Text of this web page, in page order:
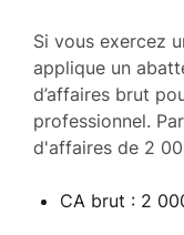
Si vous exercez
applique un
d’affaires brut
professionnel.
d'affaires de 2
CA brut : 2